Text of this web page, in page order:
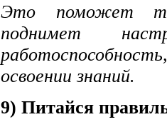
Это поможет
поднимет
освоении знаний.
9) Питайся